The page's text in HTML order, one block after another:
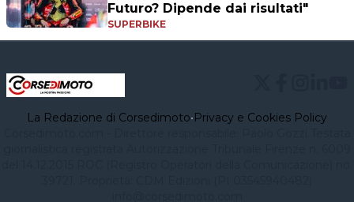
Futuro? Dipende dai risultati"
SUPERBIKE
La Redazione di Corsedimoto•Privacy e Cookies Policy